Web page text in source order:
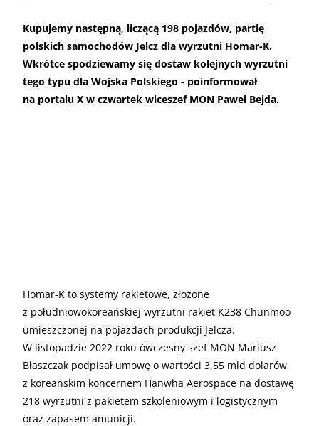
Kupujemy następną, liczącą 198 pojazdów, partię
polskich samochodów Jelcz dla wyrzutni Homar-K.
Wkrótce spodziewamy się dostaw kolejnych wyrzutni
tego typu dla Wojska Polskiego - poinformował
na portalu X w czwartek wiceszef MON Paweł Bejda.
Homar-K to systemy rakietowe, złożone
z południowokoreańskiej wyrzutni rakiet K238 Chunmoo
umieszczonej na pojazdach produkcji Jelcza.
W listopadzie 2022 roku ówczesny szef MON Mariusz
Błaszczak podpisał umowę o wartości 3,55 mld dolarów
z koreańskim koncernem Hanwha Aerospace na dostawę
218 wyrzutni z pakietem szkoleniowym i logistycznym
oraz zapasem amunicji.